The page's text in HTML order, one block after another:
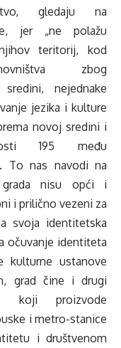
gledaju na
jer „ne polažu
teritorij, kod
zbog
nejednake
jezika i kulture
novoj sredini i
195 među
To nas navodi na
grada nisu opći i
i prilično vezeni za
svoja identitetska
očuvanje identiteta
kulturne ustanove
grad čine i drugi
koji proizvode
i metro-stanice
i društvenom